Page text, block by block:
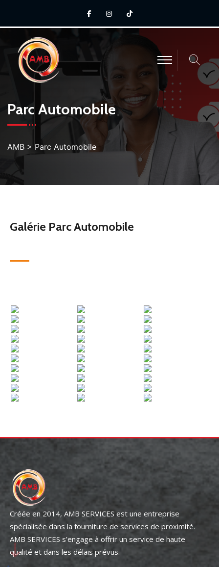
Parc Automobile
AMB > Parc Automobile
Galérie Parc Automobile
Créée en 2014, AMB SERVICES est une entreprise
spécialisée dans la fourniture de services de proximité.
AMB SERVICES s’engage à offrir un service de haute
qualité et dans les délais prévus.